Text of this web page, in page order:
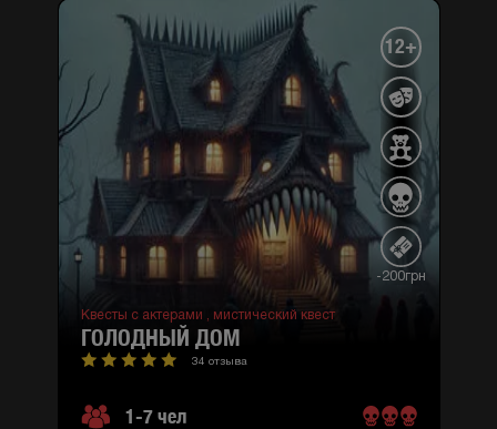
12+
-200грн
Квесты с актерами , мистический квест
ГОЛОДНЫЙ ДОМ
34 отзыва
1-7 чел